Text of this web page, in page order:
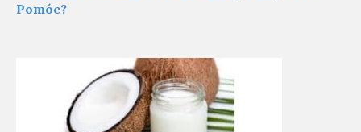
Pomóc?